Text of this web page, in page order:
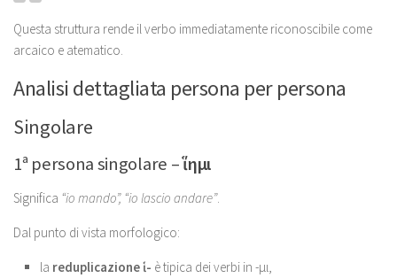
Questa struttura rende il verbo immediatamente riconoscibile come
arcaico e atematico.
Analisi dettagliata persona per persona
Singolare
1ª persona singolare –ἵημι
Significa “io mando”, “io lascio andare”.
Dal punto di vista morfologico:
la reduplicazione ἱ- è tipica dei verbi in -μι,